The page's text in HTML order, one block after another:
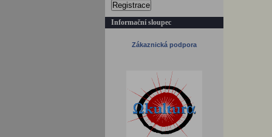
Registrace
Informační sloupec
Zákaznická podpora